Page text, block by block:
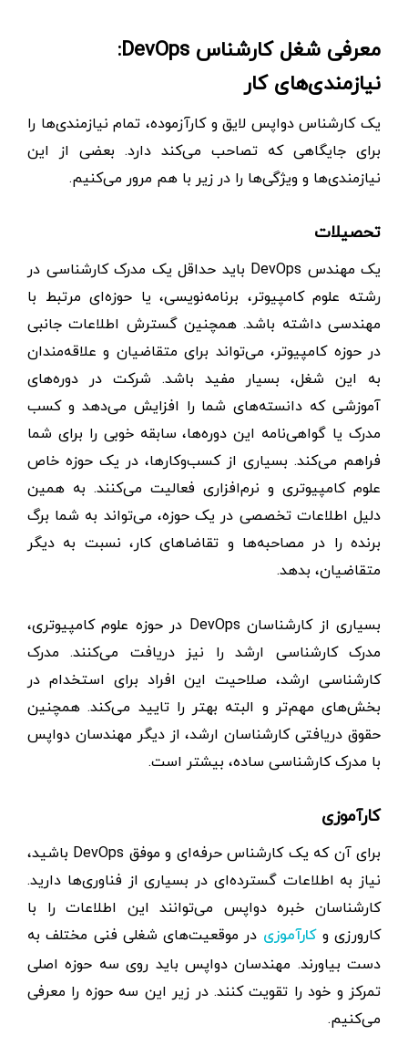
معرفی شغل کارشناس DevOps:
نیازمندی‌های کار
یک کارشناس دواپس لایق و کارآزموده، تمام نیازمندی‌ها را
برای جایگاهی که تصاحب می‌کند دارد. بعضی از این
نیازمندی‌ها و ویژگی‌ها را در زیر با هم مرور می‌کنیم.
تحصیلات
یک مهندس DevOps باید حداقل یک مدرک کارشناسی در
رشته علوم کامپیوتر، برنامه‌نویسی، یا حوزه‌ای مرتبط با
مهندسی داشته باشد. همچنین گسترش اطلاعات جانبی
در حوزه کامپیوتر، می‌تواند برای متقاضیان و علاقه‌مندان
به این شغل، بسیار مفید باشد. شرکت در دوره‌های
آموزشی که دانسته‌های شما را افزایش می‌دهد و کسب
مدرک یا گواهی‌نامه این دوره‌ها، سابقه خوبی را برای شما
فراهم می‌کند. بسیاری از کسب‌و‌کارها، در یک حوزه خاص
علوم کامپیوتری و نرم‌افزاری فعالیت می‌کنند. به همین
دلیل اطلاعات تخصصی در یک حوزه، می‌تواند به شما برگ
برنده را در مصاحبه‌ها و تقاضاهای کار، نسبت به دیگر
متقاضیان، بدهد.
بسیاری از کارشناسان DevOps در حوزه علوم کامپیوتری،
مدرک کارشناسی ارشد را نیز دریافت می‌کنند. مدرک
کارشناسی ارشد، صلاحیت این افراد برای استخدام در
بخش‌های مهم‌تر و البته بهتر را تایید می‌کند. همچنین
حقوق دریافتی کارشناسان ارشد، از دیگر مهندسان دواپس
با مدرک کارشناسی ساده، بیشتر است.
کارآموزی
برای آن که یک کارشناس حرفه‌ای و موفق DevOps باشید،
نیاز به اطلاعات گسترده‌ای در بسیاری از فناوری‌ها دارید.
کارشناسان خبره دواپس می‌توانند این اطلاعات را با
کارورزی وکارآموزی در موقعیت‌های شغلی فنی مختلف به
دست بیاورند. مهندسان دواپس باید روی سه حوزه اصلی
تمرکز و خود را تقویت کنند. در زیر این سه حوزه را معرفی
می‌کنیم.